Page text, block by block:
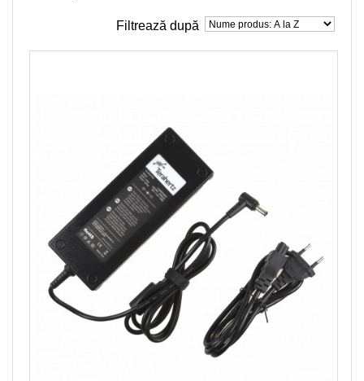
Filtrează după